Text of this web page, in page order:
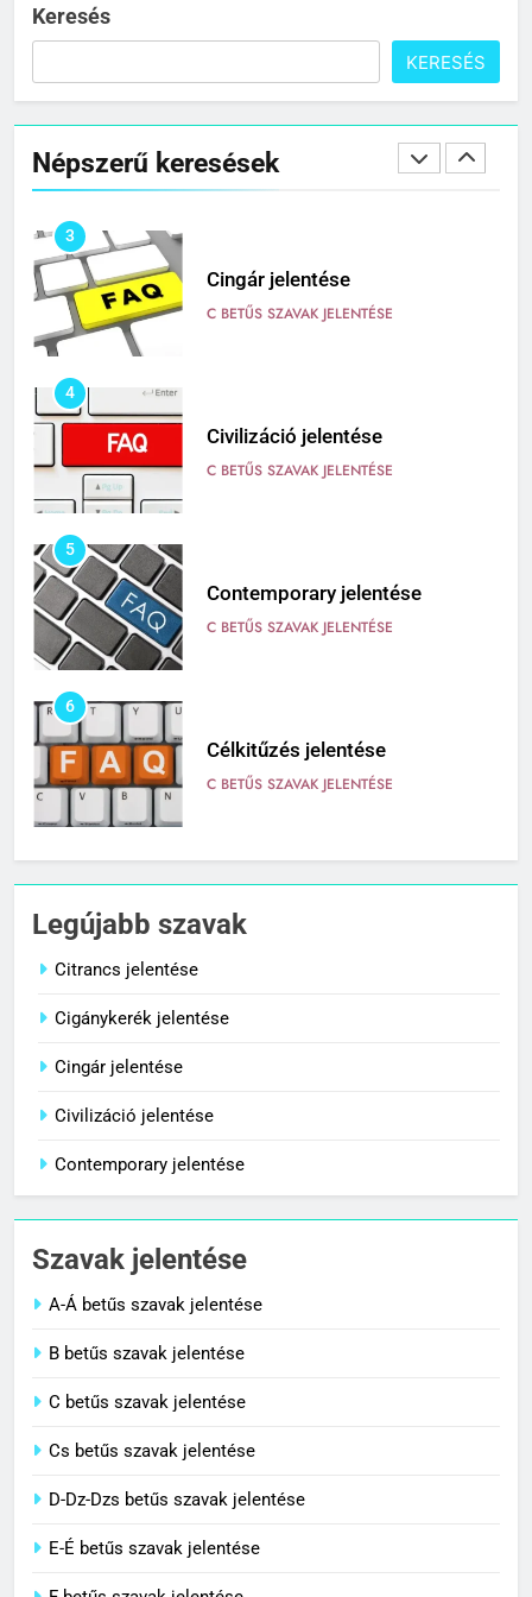
Keresés
KERESÉS
Népszerű keresések
2
Cigánykerék jelentése
C BETŰS SZAVAK JELENTÉSE
3
Cingár jelentése
C BETŰS SZAVAK JELENTÉSE
4
Civilizáció jelentése
C BETŰS SZAVAK JELENTÉSE
5
Contemporary jelentése
C BETŰS SZAVAK JELENTÉSE
6
Célkitűzés jelentése
C BETŰS SZAVAK JELENTÉSE
7
Centrális jelentése
C BETŰS SZAVAK JELENTÉSE
8
1
Citrancs jelentése
C BETŰS SZAVAK JELENTÉSE
C BETŰS SZAVAK JELENTÉSE
3
Legújabb szavak
Citrancs jelentése
Cigánykerék jelentése
Cingár jelentése
Civilizáció jelentése
Contemporary jelentése
Szavak jelentése
A-Á betűs szavak jelentése
B betűs szavak jelentése
C betűs szavak jelentése
Cs betűs szavak jelentése
D-Dz-Dzs betűs szavak jelentése
E-É betűs szavak jelentése